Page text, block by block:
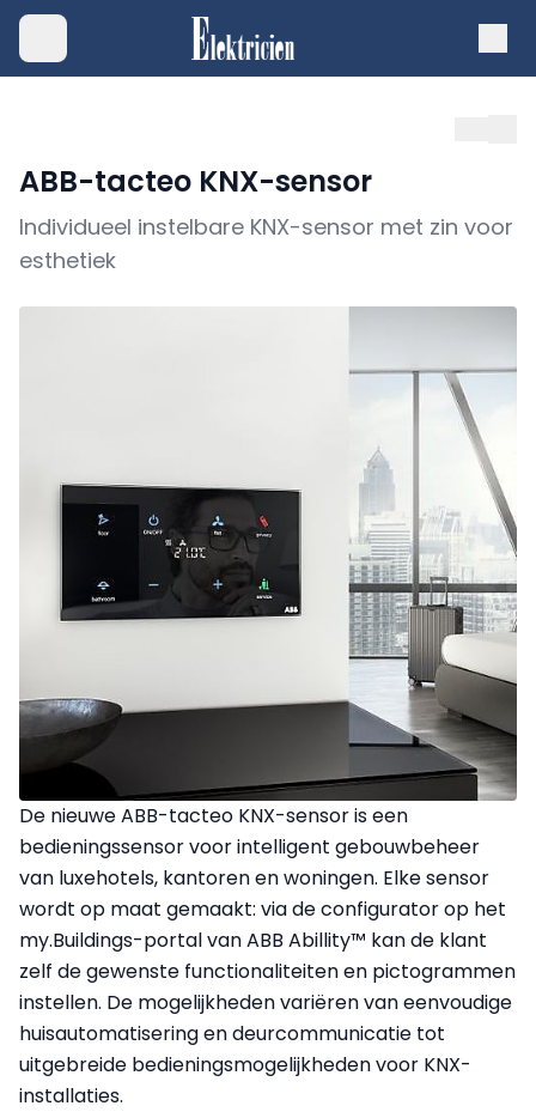
ABB-tacteo KNX-sensor
Individueel instelbare KNX-sensor met zin voor
esthetiek
De nieuwe ABB-tacteo KNX-sensor is een
bedieningssensor voor intelligent gebouwbeheer
van luxehotels, kantoren en woningen. Elke sensor
wordt op maat gemaakt: via de configurator op het
my.Buildings-portal van ABB Abillity™ kan de klant
zelf de gewenste functionaliteiten en pictogrammen
instellen. De mogelijkheden variëren van eenvoudige
huisautomatisering en deurcommunicatie tot
uitgebreide bedieningsmogelijkheden voor KNX-
installaties.